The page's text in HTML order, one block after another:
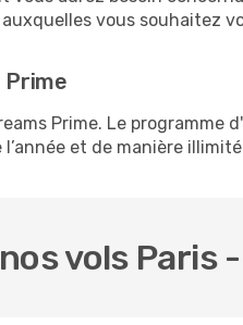
vous souhaitez
Prime
Prime. Le programme
et de manière
vols Paris